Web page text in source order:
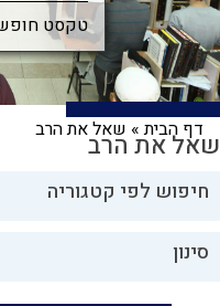
דף הבית» שאל את הרבשאל את הרב
חיפוש לפי קטגוריה
סינון